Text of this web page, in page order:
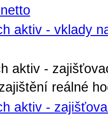
aktiv - vklady
aktiv -
reálné
aktiv -